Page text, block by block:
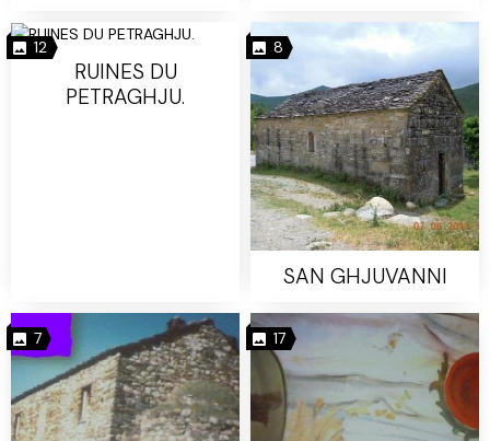
12
RUINES DU
PETRAGHJU.
8
SAN GHJUVANNI
7 17